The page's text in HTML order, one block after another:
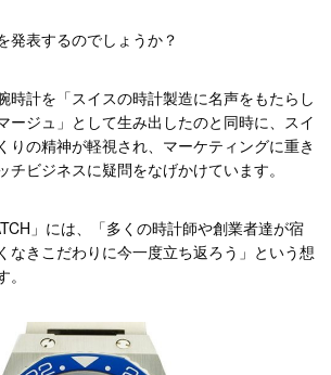
発表するのでしょうか？
時計を「スイスの時計製造に名声をもたらし
ージュ」として生み出したのと同時に、スイ
りの精神が軽視され、マーケティングに重き
チビジネスに疑問をなげかけています。
」には、「多くの時計師や創業者達が宿
なきこだわりに今一度立ち返ろう」という想